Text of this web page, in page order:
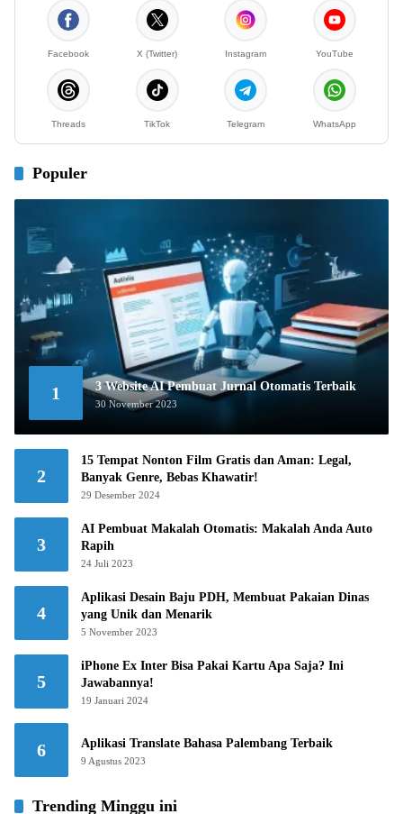
Facebook X (Twitter) Instagram YouTube
Threads TikTok Telegram WhatsApp
Populer
1 3 Website AI Pembuat Jurnal Otomatis Terbaik
30 November 2023
2
15 Tempat Nonton Film Gratis dan Aman: Legal,
Banyak Genre, Bebas Khawatir!
29 Desember 2024
3
AI Pembuat Makalah Otomatis: Makalah Anda Auto
Rapih
24 Juli 2023
4
Aplikasi Desain Baju PDH, Membuat Pakaian Dinas
yang Unik dan Menarik
5 November 2023
5
iPhone Ex Inter Bisa Pakai Kartu Apa Saja? Ini
Jawabannya!
19 Januari 2024
6 Aplikasi Translate Bahasa Palembang Terbaik
9 Agustus 2023
Trending Minggu ini